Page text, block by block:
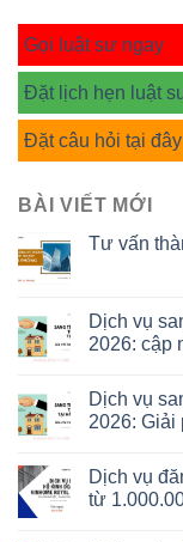
Gọi luật sư ngay
Đặt lịch hẹn luật
Đặt câu hỏi tại đây
BÀI VIẾT MỚI
Tư vấn
Dịch vụ
2026: cập
Dịch vụ
2026:
Dịch vụ
từ